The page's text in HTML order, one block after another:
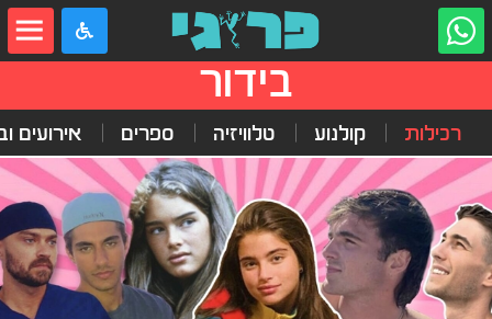
בידור
רכילות קולנוע טלוויזיה ספרים אירועים